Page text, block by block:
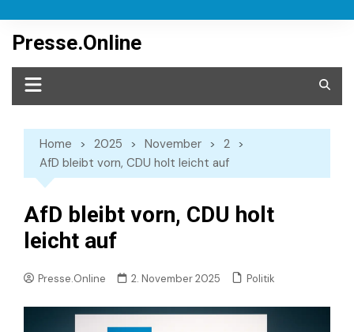
content
Presse.Online
Home 2025 November
2
AfD bleibt vorn, CDU holt leicht auf
AfD bleibt vorn, CDU holt
leicht auf
Presse.Online 2. November 2025 Politik